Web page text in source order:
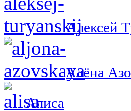
Алексей
Алёна
Алиса